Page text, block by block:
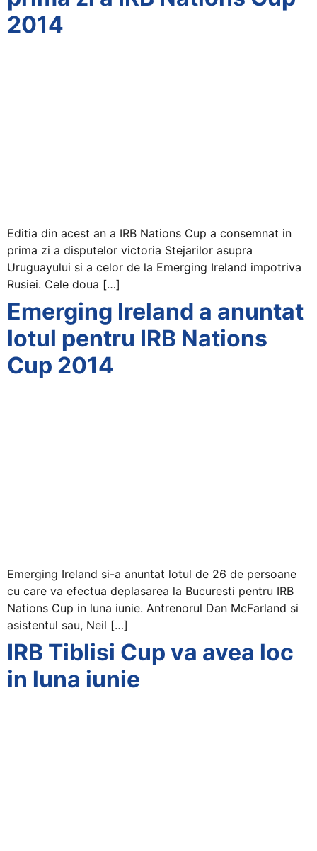
2014
Editia din acest an a IRB Nations Cup a consemnat in
prima zi a disputelor victoria Stejarilor asupra
Uruguayului si a celor de la Emerging Ireland impotriva
Rusiei. Cele doua […]
Emerging Ireland a anuntat
lotul pentru IRB Nations
Cup 2014
Emerging Ireland si-a anuntat lotul de 26 de persoane
cu care va efectua deplasarea la Bucuresti pentru IRB
Nations Cup in luna iunie. Antrenorul Dan McFarland si
asistentul sau, Neil […]
IRB Tiblisi Cup va avea loc
in luna iunie